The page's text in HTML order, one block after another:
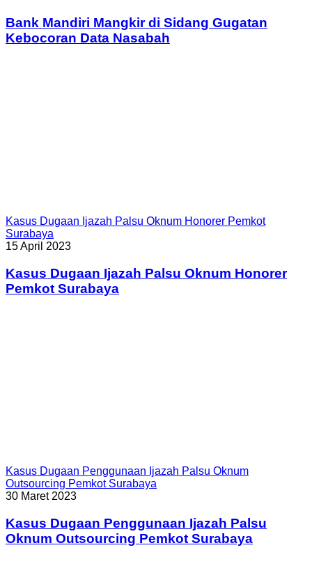
Bank Mandiri Mangkir di Sidang Gugatan
Kebocoran Data Nasabah
Kasus Dugaan Ijazah Palsu Oknum Honorer Pemkot
Surabaya
15 April 2023
Kasus Dugaan Ijazah Palsu Oknum Honorer
Pemkot Surabaya
Kasus Dugaan Penggunaan Ijazah Palsu Oknum
Outsourcing Pemkot Surabaya
30 Maret 2023
Kasus Dugaan Penggunaan Ijazah Palsu
Oknum Outsourcing Pemkot Surabaya